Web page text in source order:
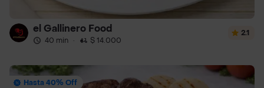
el Gallinero Food
40 min · $ 14.000
2.1
Hasta 40% Off